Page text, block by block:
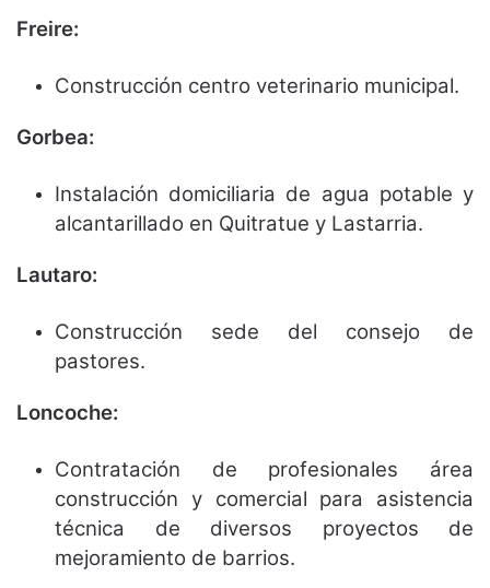
Freire:
Construcción centro veterinario municipal.
Gorbea:
Instalación domiciliaria de agua potable y
alcantarillado en Quitratue y Lastarria.
Lautaro:
Construcción sede del consejo de
pastores.
Loncoche:
Contratación de profesionales área
construcción y comercial para asistencia
técnica de diversos proyectos de
mejoramiento de barrios.